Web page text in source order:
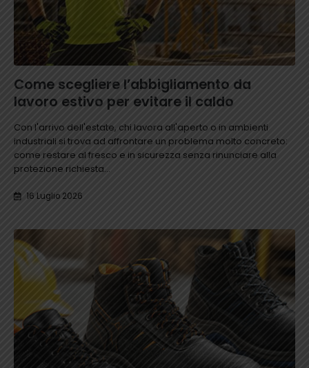
Come scegliere l’abbigliamento da
lavoro estivo per evitare il caldo
Con l'arrivo dell'estate, chi lavora all'aperto o in ambienti
industriali si trova ad affrontare un problema molto concreto:
come restare al fresco e in sicurezza senza rinunciare alla
protezione richiesta...
16 Luglio 2026